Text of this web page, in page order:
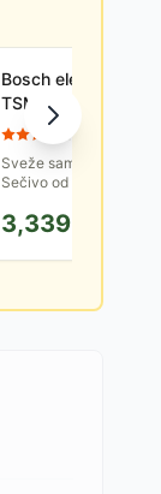
Bosch električni
TSM6A013B
(
Sveže samlevena zrna
Sečivo od
samo kada je
3,339